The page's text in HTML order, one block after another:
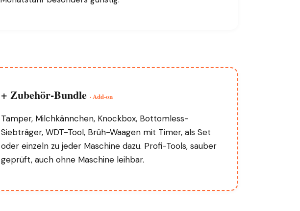
+ Zubehör-Bundle · Add-on
Tamper, Milchkännchen, Knockbox, Bottomless-
Siebträger, WDT-Tool, Brüh-Waagen mit Timer, als Set
oder einzeln zu jeder Maschine dazu. Profi-Tools, sauber
geprüft, auch ohne Maschine leihbar.